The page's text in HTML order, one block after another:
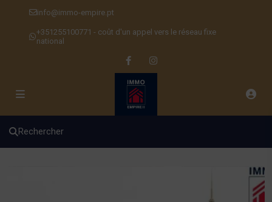
info@immo-empire.pt
+351255100771 - coût d'un appel vers le réseau fixe
national
Rechercher